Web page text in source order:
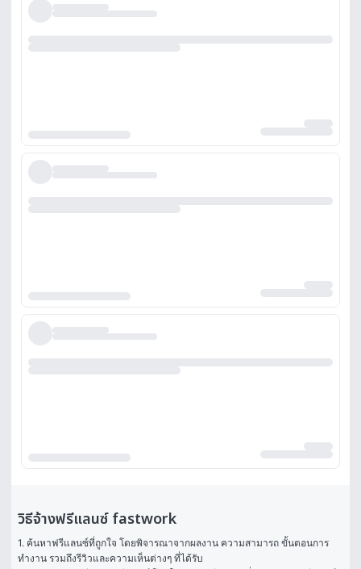
วิธีจ้างฟรีแลนซ์ fastwork
1. ค้นหาฟรีแลนซ์ที่ถูกใจ โดยพิจารณาจากผลงาน ความสามารถ ขั้นตอนการ
ทำงาน รวมถึงรีวิวและความเห็นต่างๆ ที่ได้รับ